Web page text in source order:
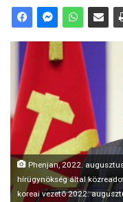
n
m
a
i
l
Phenjan, 2022.
hírügynökség által
koreai vezetõ 2022.